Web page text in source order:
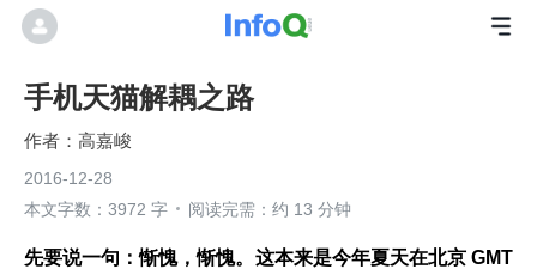
手机天猫解耦之路
高嘉峻
2016-12-28
本文字数：3972 字
阅读完需：约 13 分钟
先要说一句：惭愧，惭愧。这本来是今年夏天在北京 GMT